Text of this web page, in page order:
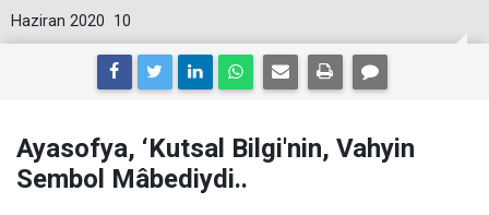
10
Haziran 2020
Ayasofya, ‘Kutsal Bilgi'nin, Vahyin
Sembol Mâbediydi..